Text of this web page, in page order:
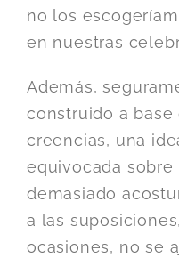
no los
en nuestras
Además,
construido a
creencias, una
equivocada sobre
demasiado
a las
ocasiones, no se